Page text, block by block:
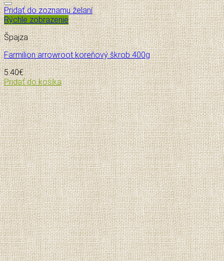
Pridať do zoznamu želaní
Rýchle zobrazenie
Špajza
Farmilion arrowroot koreňový škrob 400g
5.40€
Pridať do košíka